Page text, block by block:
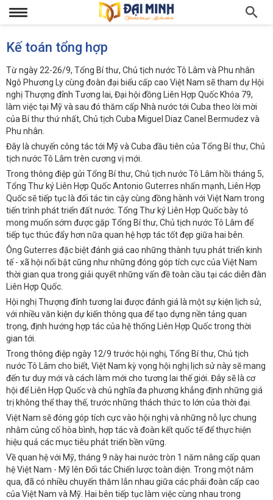
Kế toán tổng hợp
Từ ngày 22-26/9, Tổng Bí thư, Chủ tịch nước Tô Lâm và Phu nhân
Ngô Phương Ly cùng đoàn đại biểu cấp cao Việt Nam sẽ tham dự Hội
nghị Thượng đỉnh Tương lai, Đại hội đồng Liên Hợp Quốc Khóa 79,
làm việc tại Mỹ và sau đó thăm cấp Nhà nước tới Cuba theo lời mời
của Bí thư thứ nhất, Chủ tịch Cuba Miguel Diaz Canel Bermudez và
Phu nhân.
Đây là chuyến công tác tới Mỹ và Cuba đầu tiên của Tổng Bí thư, Chủ
tịch nước Tô Lâm trên cương vị mới.
Trong thông điệp gửi Tổng Bí thư, Chủ tịch nước Tô Lâm hồi tháng 5,
Tổng Thư ký Liên Hợp Quốc Antonio Guterres nhấn mạnh, Liên Hợp
Quốc sẽ tiếp tục là đối tác tin cậy cùng đồng hành với Việt Nam trong
tiến trình phát triển đất nước. Tổng Thư ký Liên Hợp Quốc bày tỏ
mong muốn sớm được gặp Tổng Bí thư, Chủ tịch nước Tô Lâm để
tiếp tục thúc đẩy hơn nữa quan hệ hợp tác tốt đẹp giữa hai bên.
Ông Guterres đặc biệt đánh giá cao những thành tựu phát triển kinh
tế - xã hội nổi bật cũng như những đóng góp tích cực của Việt Nam
thời gian qua trong giải quyết những vấn đề toàn cầu tại các diễn đàn
Liên Hợp Quốc.
Hội nghị Thượng đỉnh tương lai được đánh giá là một sự kiện lịch sử,
với nhiều văn kiện dự kiến thông qua để tạo dựng nền tảng quan
trọng, định hướng hợp tác của hệ thống Liên Hợp Quốc trong thời
gian tới.
Trong thông điệp ngày 12/9 trước hội nghị, Tổng Bí thư, Chủ tịch
nước Tô Lâm cho biết, Việt Nam kỳ vọng hội nghị lịch sử này sẽ mang
đến tư duy mới và cách làm mới cho tương lai thế giới. Đây sẽ là cơ
hội để Liên Hợp Quốc và chủ nghĩa đa phương khẳng định những giá
trị không thể thay thế, trước những thách thức to lớn của thời đại.
Việt Nam sẽ đóng góp tích cực vào hội nghị và những nỗ lực chung
nhằm củng cố hòa bình, hợp tác và đoàn kết quốc tế để thực hiện
hiệu quả các mục tiêu phát triển bền vững.
Về quan hệ với Mỹ, tháng 9 này hai nước tròn 1 năm nâng cấp quan
hệ Việt Nam - Mỹ lên Đối tác Chiến lược toàn diện. Trong một năm
qua, đã có nhiều chuyến thăm lẫn nhau giữa các phái đoàn cấp cao
của Việt Nam và Mỹ. Hai bên tiếp tục làm việc cùng nhau trong